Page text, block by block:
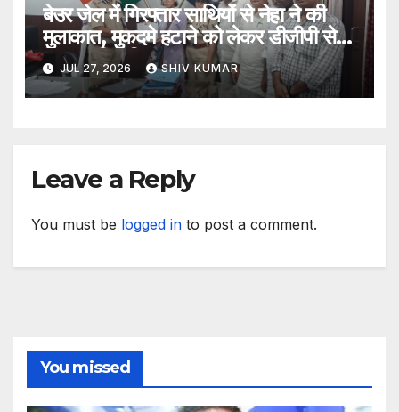
बेउर जेल में गिरफ्तार साथियों से नेहा ने की
मुलाकात, मुकदमे हटाने को लेकर डीजीपी से
मिला प्रतिनिधिमंडल
JUL 27, 2026 SHIV KUMAR
Leave a Reply
You must be logged in to post a comment.
You missed